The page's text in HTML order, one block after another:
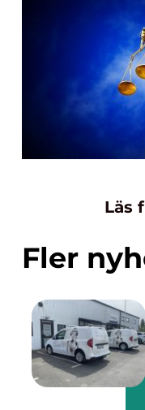
Läs
Fler